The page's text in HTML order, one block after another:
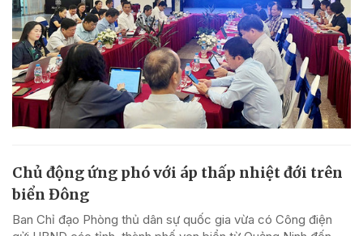
Chủ động ứng phó với áp thấp nhiệt đới trên
biển Đông
Ban Chỉ đạo Phòng thủ dân sự quốc gia vừa có Công điện